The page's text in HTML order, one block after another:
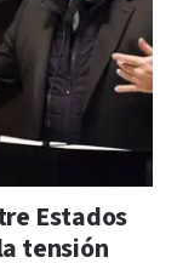
Estados
tensión